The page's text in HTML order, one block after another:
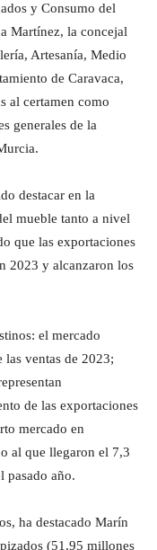
y Consumo del
Martínez, la concejal
Artesanía, Medio
de Caravaca,
al certamen como
generales de la
destacar en la
mueble tanto a nivel
que las exportaciones
2023 y alcanzaron los
el mercado
ventas de 2023;
de las exportaciones
mercado en
al que llegaron el 7,3
pasado año.
ha destacado Marín
(51,95 millones